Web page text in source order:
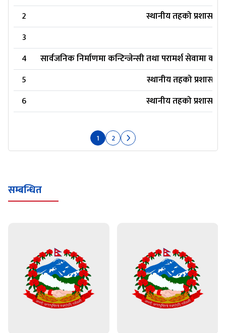
2
स्थानीय तहको
3
4
सार्वजनिक निर्माणमा कन्टिन्जेन्सी तथा परामर्श सेवामा
5
स्थानीय तहको
6
स्थानीय तहको
1 2
सम्बन्धित